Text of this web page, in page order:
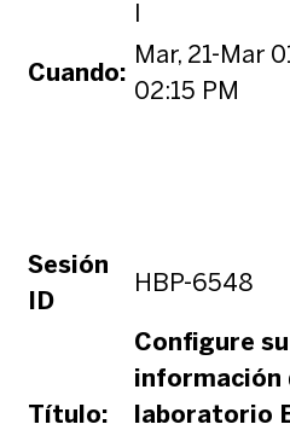
Cuando:
Mar, 21-Mar
02:15 PM
Sesión
ID
HBP-6548
Título:
Configure
información
laboratorio